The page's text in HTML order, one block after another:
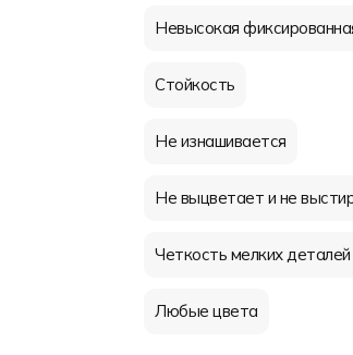
Невысокая
Стойкость
Не изнашивается
Не выцветает и не
Четкость мелких деталей
Любые цвета